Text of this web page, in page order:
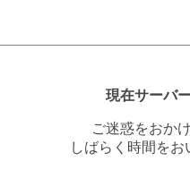
現在サーバ
ご迷惑をおか
しばらく時間を